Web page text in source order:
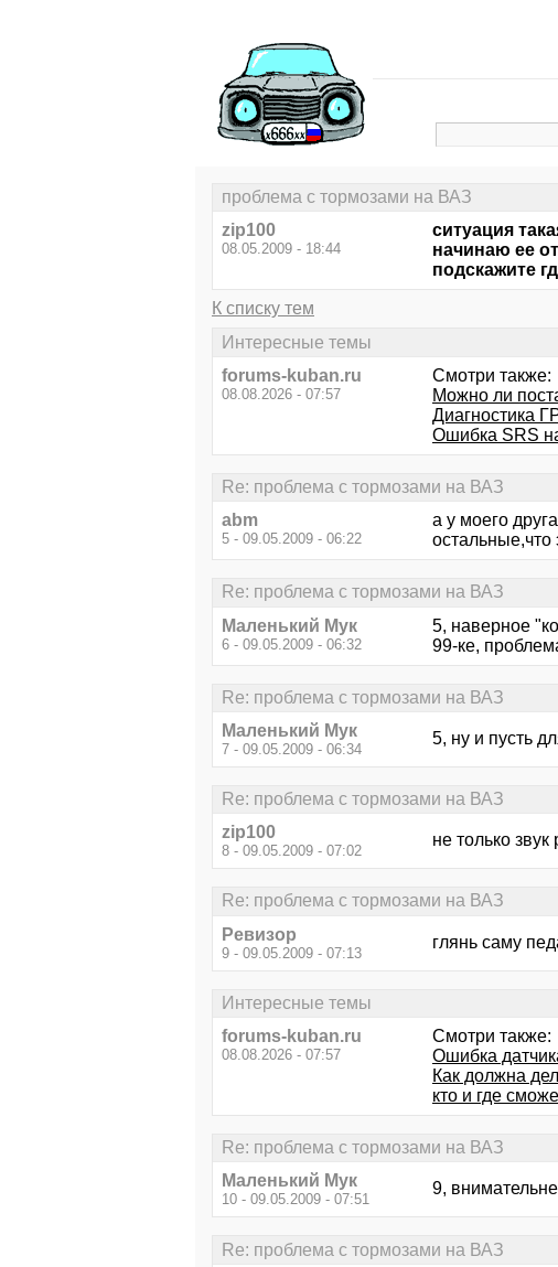
проблема с тормозами на ВАЗ
zip100
08.05.2009 - 18:44
ситуация
начинаю ее
подскажите
К списку тем
Интересные темы
forums-kuban.ru
08.08.2026 - 07:57
Смотри также:
Можно ли
Диагностика
Ошибка SRS
Re: проблема с тормозами на ВАЗ
abm
5 - 09.05.2009 - 06:22
а у моего
Re: проблема с тормозами на ВАЗ
Маленький Мук
6 - 09.05.2009 - 06:32
5, наверное
99-ке,
Re: проблема с тормозами на ВАЗ
Маленький Мук
7 - 09.05.2009 - 06:34
5, ну и пусть
Re: проблема с тормозами на ВАЗ
zip100
8 - 09.05.2009 - 07:02
не только
Re: проблема с тормозами на ВАЗ
Ревизор
9 - 09.05.2009 - 07:13
глянь саму
Интересные темы
forums-kuban.ru
08.08.2026 - 07:57
Смотри также:
Ошибка
Как должна
кто и где
Re: проблема с тормозами на ВАЗ
Маленький Мук
10 - 09.05.2009 - 07:51
9,
Re: проблема с тормозами на ВАЗ